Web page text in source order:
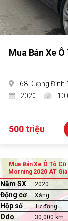
Mua Bán Xe
68 Dương Đình
2020
500 triệu
Mua Bán Xe Ô Tô Cũ
Morning 2020 AT Giá
Năm SX 2020
Động cơ Xăng
Hộp số Tự động
Odo 30,000 km